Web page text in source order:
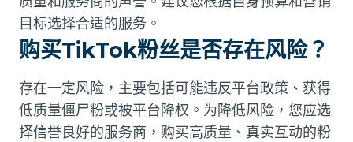
目标选择合适的服务。
购买TikTok粉丝是否存在风险？
存在一定风险，主要包括可能违反平台政策、获得
低质量僵尸粉或被平台降权。为降低风险，您应选
择信誉良好的服务商，购买高质量、真实互动的粉